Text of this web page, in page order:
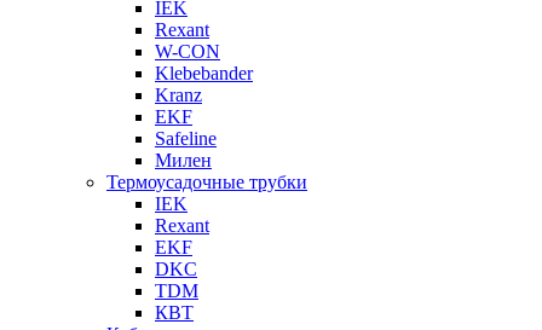
IEK
Rexant
W-CON
Klebebander
Kranz
EKF
Safeline
Милен
Термоусадочные трубки
IEK
Rexant
EKF
DKC
TDM
КВТ